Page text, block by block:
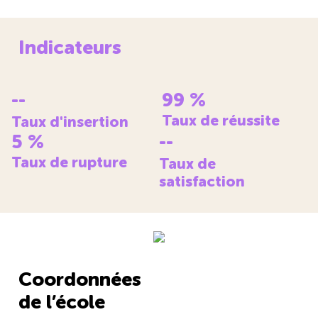
Indicateurs
--
Taux d'insertion
99 %
Taux de réussite
5 %
Taux de rupture
--
Taux de
satisfaction
Coordonnées
de l’école